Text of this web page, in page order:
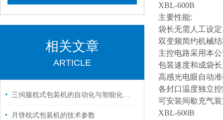
相关文章
ARTICLE
三伺服枕式包装机的自动化与智能化升级路径
月饼枕式包装机的技术参数
XBL-600B
主要性能:
袋长无需人工设定
双变频简约机械
主控电路采用本
包装速度和成袋
高感光电眼自动
各封口温度独立
可安装间歇充气
XBL-600B